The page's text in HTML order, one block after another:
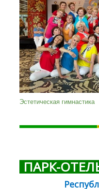
Эстетическая гимнастика
ПАРК-